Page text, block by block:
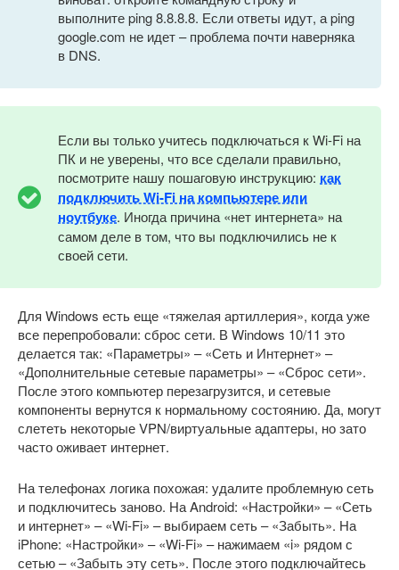
выполните ping 8.8.8.8. Если ответы идут, а ping
google.com не идет – проблема почти наверняка
в DNS.
Если вы только учитесь подключаться к Wi-Fi на
ПК и не уверены, что все сделали правильно,
посмотрите нашу пошаговую инструкцию: как
подключить Wi-Fi на компьютере или
ноутбуке. Иногда причина «нет интернета» на
самом деле в том, что вы подключились не к
своей сети.
Для Windows есть еще «тяжелая артиллерия», когда уже
все перепробовали: сброс сети. В Windows 10/11 это
делается так: «Параметры» – «Сеть и Интернет» –
«Дополнительные сетевые параметры» – «Сброс сети».
После этого компьютер перезагрузится, и сетевые
компоненты вернутся к нормальному состоянию. Да, могут
слететь некоторые VPN/виртуальные адаптеры, но зато
часто оживает интернет.
На телефонах логика похожая: удалите проблемную сеть
и подключитесь заново. На Android: «Настройки» – «Сеть
и интернет» – «Wi-Fi» – выбираем сеть – «Забыть». На
iPhone: «Настройки» – «Wi-Fi» – нажимаем «i» рядом с
сетью – «Забыть эту сеть». После этого подключайтесь